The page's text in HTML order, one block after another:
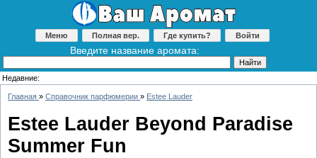
Меню Полная вер. Где купить? Войти
Введите название аромата:
Недавние:
Главная » Справочник парфюмерии » Estee Lauder
Estee Lauder Beyond Paradise
Summer Fun